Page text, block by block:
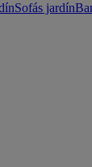
Sofás jardín